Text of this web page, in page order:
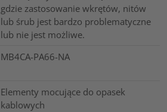
gdzie zastosowanie wkrętów, nitów
lub śrub jest bardzo problematyczne
lub nie jest możliwe.
MB4CA-PA66-NA
Elementy mocujące do opasek
kablowych